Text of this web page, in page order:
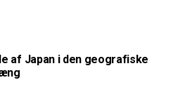
af Japan i den geografiske